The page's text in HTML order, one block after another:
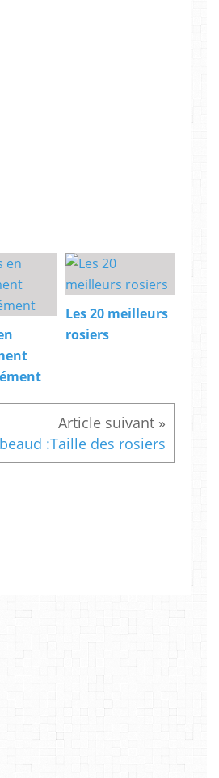
Les 20 meilleurs
rosiers
:Taille des rosiers